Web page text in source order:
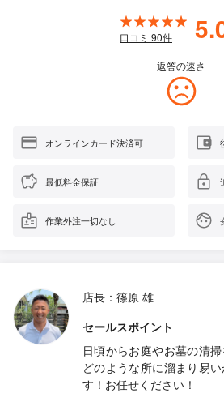
口コミ 90件
返答の速さ
オンラインカード決済可
最低料金保証
作業外注一切なし
店長：篠原 雄
セールスポイント
日頃からお庭やお墓の清掃
どのような所に溜まり易
す！お任せください！